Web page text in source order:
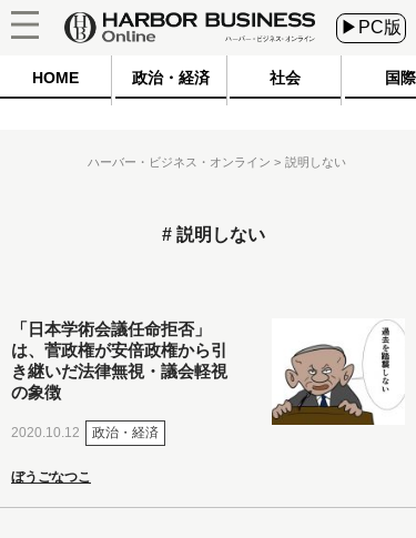
▶PC版
HOME 政治・経済 社会 国際
ハーバー・ビジネス・オンライン 説明しない
説明しない
「日本学術会議任命拒否」
は、菅政権が安倍政権から引
き継いだ法律無視・議会軽視
の象徴
2020.10.12 政治・経済
ぼうごなつこ